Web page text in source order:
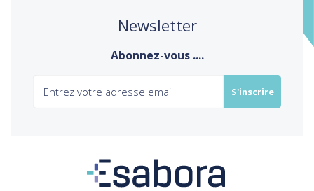
Newsletter
Abonnez-vous ....